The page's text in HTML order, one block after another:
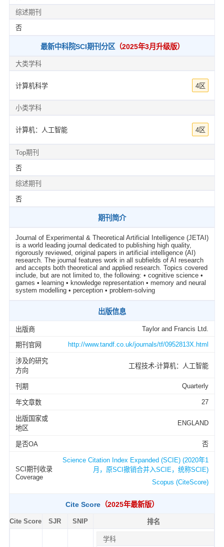
综述期刊
否
最新中科院SCI期刊分区 （2025年3月升级版）
大类学科
计算机科学 4区
小类学科
计算机：人工智能 4区
Top期刊
否
综述期刊
否
期刊简介
Journal of Experimental & Theoretical Artificial Intelligence (JETAI)
is a world leading journal dedicated to publishing high quality,
rigorously reviewed, original papers in artificial intelligence (AI)
research. The journal features work in all subfields of AI research
and accepts both theoretical and applied research. Topics covered
include, but are not limited to, the following: • cognitive science •
games • learning • knowledge representation • memory and neural
system modelling • perception • problem-solving
出版信息
出版商 Taylor and Francis Ltd.
期刊官网 http://www.tandf.co.uk/journals/tf/0952813X.html
涉及的研究
方向
工程技术-计算机：人工智能
刊期 Quarterly
年文章数 27
出版国家或
地区
ENGLAND
是否OA 否
SCI期刊收录
Coverage
Science Citation Index Expanded (SCIE) (2020年1
月，原SCI撤销合并入SCIE，统称SCIE)
Scopus (CiteScore)
Cite Score （2025年最新版）
Cite Score SJR SNIP 排名
学科